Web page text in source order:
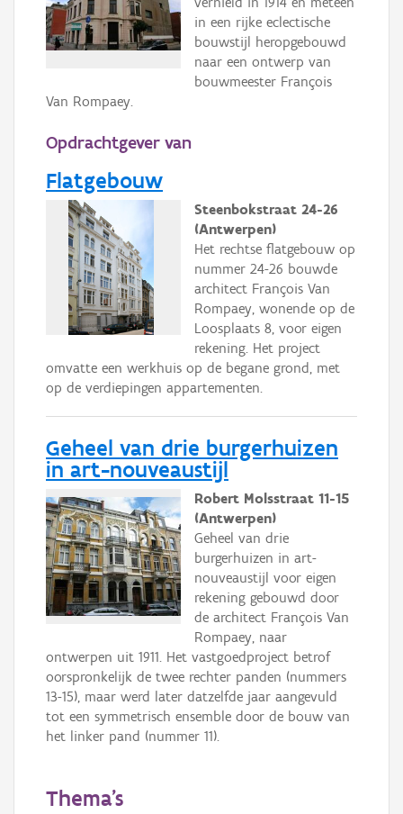
in een rijke eclectische
bouwstijl heropgebouwd
naar een ontwerp van
bouwmeester François
Van Rompaey.
Opdrachtgever van
Flatgebouw
Steenbokstraat 24-26
(Antwerpen)
Het rechtse flatgebouw op
nummer 24-26 bouwde
architect François Van
Rompaey, wonende op de
Loosplaats 8, voor eigen
rekening. Het project
omvatte een werkhuis op de begane grond, met
op de verdiepingen appartementen.
Geheel van drie burgerhuizen
in art-nouveaustijl
Robert Molsstraat 11-15
(Antwerpen)
Geheel van drie
burgerhuizen in art-
nouveaustijl voor eigen
rekening gebouwd door
de architect François Van
Rompaey, naar
ontwerpen uit 1911. Het vastgoedproject betrof
oorspronkelijk de twee rechter panden (nummers
13-15), maar werd later datzelfde jaar aangevuld
tot een symmetrisch ensemble door de bouw van
het linker pand (nummer 11).
Thema's